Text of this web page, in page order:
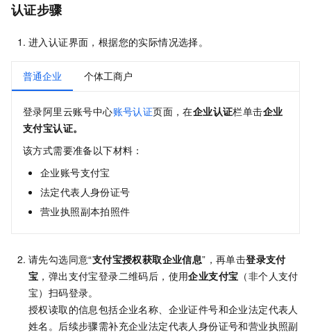
认证步骤
进入认证界面，根据您的实际情况选择。
普通企业 个体工商户
登录阿里云账号中心账号认证页面，在企业认证栏单击企业
支付宝认证。
该方式需要准备以下材料：
企业账号支付宝
法定代表人身份证号
营业执照副本拍照件
请先勾选同意“支付宝授权获取企业信息”，再单击登录支付
宝 ，弹出支付宝登录二维码后，使用企业支付宝 （非个人支付
宝）扫码登录。
授权读取的信息包括企业名称、企业证件号和企业法定代表人
姓名。后续步骤需补充企业法定代表人身份证号和营业执照副